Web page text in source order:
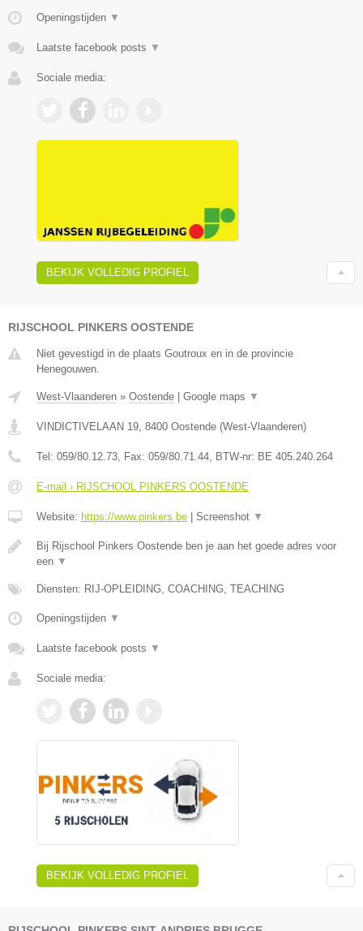
Openingstijden ▼
Laatste facebook posts ▼
Sociale media:
BEKIJK VOLLEDIG PROFIEL
RIJSCHOOL PINKERS OOSTENDE
Niet gevestigd in de plaats Goutroux en in de provincie
Henegouwen.
West-Vlaanderen » Oostende Google maps ▼
VINDICTIVELAAN 19, 8400 Oostende (West-Vlaanderen)
Tel: 059/80.12.73, Fax: 059/80.71.44, BTW-nr: BE 405.240.264
E-mail › RIJSCHOOL PINKERS OOSTENDE
Website: https://www.pinkers.be Screenshot ▼
Bij Rijschool Pinkers Oostende ben je aan het goede adres voor
een ▼
Diensten: RIJ-OPLEIDING, COACHING, TEACHING
Openingstijden ▼
Laatste facebook posts ▼
Sociale media:
BEKIJK VOLLEDIG PROFIEL